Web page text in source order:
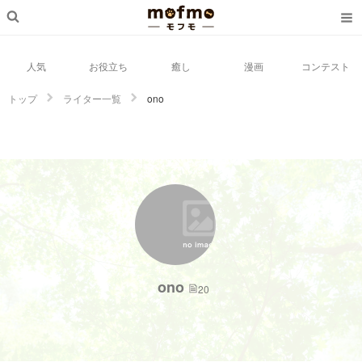
人気 お役立ち 癒し 漫画 コンテスト
トップ ライター一覧 ono
ono 20